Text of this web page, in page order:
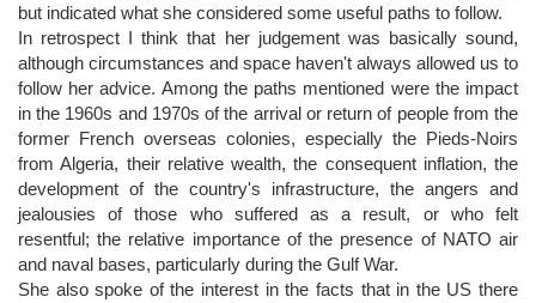
but indicated what she considered some useful paths to follow.
In retrospect I think that her judgement was basically sound,
although circumstances and space haven't always allowed us to
follow her advice. Among the paths mentioned were the impact
in the 1960s and 1970s of the arrival or return of people from the
former French overseas colonies, especially the Pieds-Noirs
from Algeria, their relative wealth, the consequent inflation, the
development of the country's infrastructure, the angers and
jealousies of those who suffered as a result, or who felt
resentful; the relative importance of the presence of NATO air
and naval bases, particularly during the Gulf War.
She also spoke of the interest in the facts that in the US there